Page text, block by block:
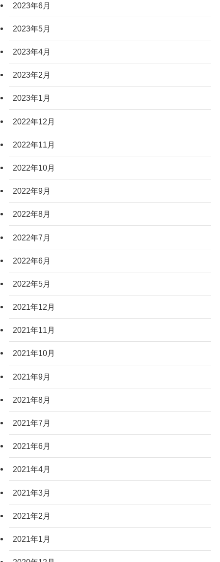
2023年6月
2023年5月
2023年4月
2023年2月
2023年1月
2022年12月
2022年11月
2022年10月
2022年9月
2022年8月
2022年7月
2022年6月
2022年5月
2021年12月
2021年11月
2021年10月
2021年9月
2021年8月
2021年7月
2021年6月
2021年4月
2021年3月
2021年2月
2021年1月